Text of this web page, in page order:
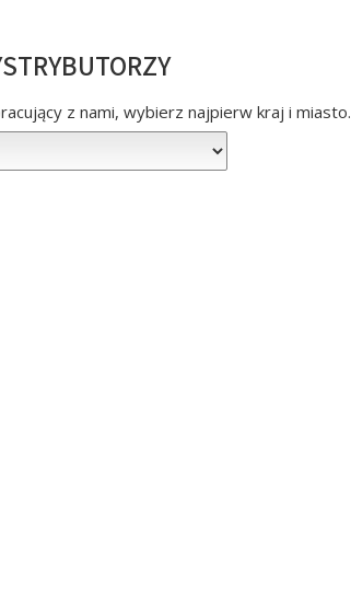
z nami, wybierz najpierw kraj i miasto.